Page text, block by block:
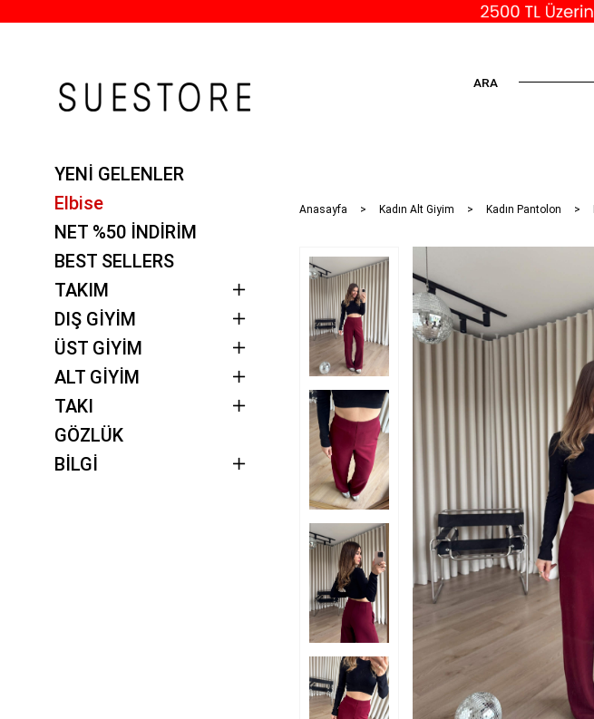
YENİ GELENLER
Elbise
NET %50 İNDİRİM
BEST SELLERS
TAKIM
DIŞ GİYİM
ÜST GİYİM
ALT GİYİM
TAKI
GÖZLÜK
BİLGİ
ARA
Anasayfa Kadın Alt Giyim Kadın Pantolon